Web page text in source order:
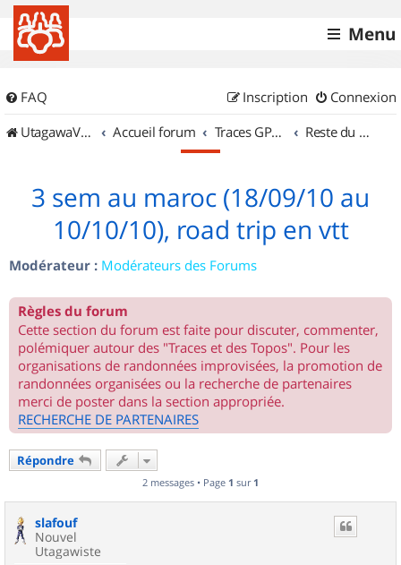
Menu
FAQ Connexion
Inscription
UtagawaVTT (Randos VTT et VTTAE avec traces GPS)
Accueil forum Traces GPS de randos VTT Reste du monde
3 sem au maroc (18/09/10 au
10/10/10), road trip en vtt
Modérateur : Modérateurs des Forums
Règles du forum
Cette section du forum est faite pour discuter, commenter,
polémiquer autour des "Traces et des Topos". Pour les
organisations de randonnées improvisées, la promotion de
randonnées organisées ou la recherche de partenaires
merci de poster dans la section appropriée.
RECHERCHE DE PARTENAIRES
Répondre
2 messages • Page 1 sur 1
slafouf
Nouvel
Utagawiste